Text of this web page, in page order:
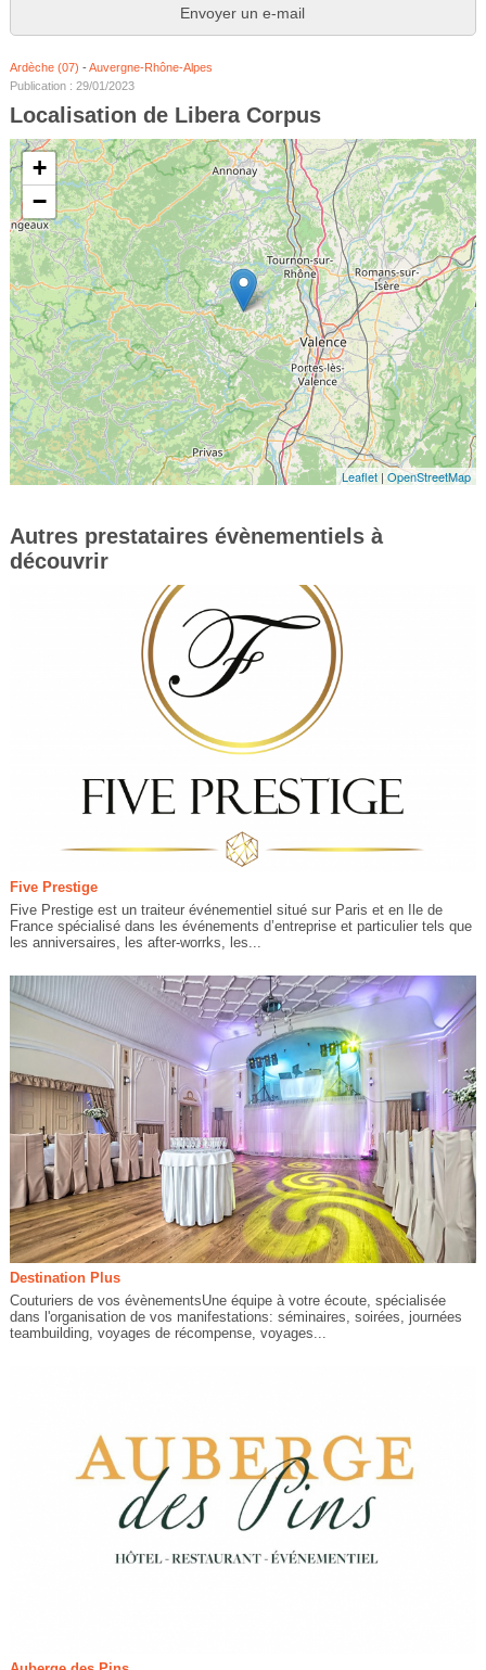
Envoyer un e-mail
Ardèche (07) -Auvergne-Rhône-Alpes
Publication : 29/01/2023
Localisation de Libera Corpus
+
−
Leaflet |OpenStreetMap
Autres prestataires évènementiels à
découvrir
Five Prestige
Five Prestige est un traiteur événementiel situé sur Paris et en Ile de
France spécialisé dans les événements d’entreprise et particulier tels que
les anniversaires, les after-worrks, les...
Destination Plus
Couturiers de vos évènementsUne équipe à votre écoute, spécialisée
dans l'organisation de vos manifestations: séminaires, soirées, journées
teambuilding, voyages de récompense, voyages...